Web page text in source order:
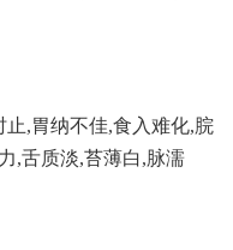
,胃纳不佳,食入难化,脘
,舌质淡,苔薄白,脉濡